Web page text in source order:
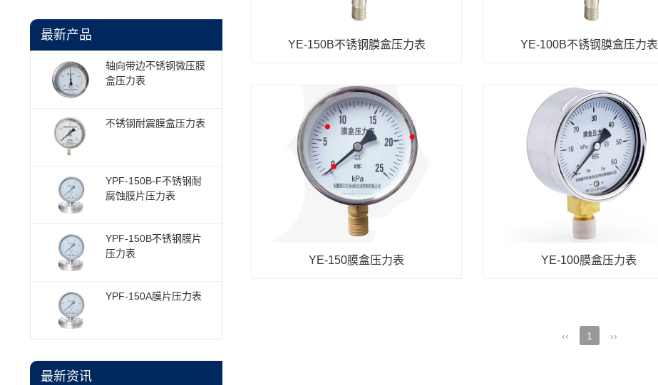
最新产品
轴向带边不锈钢微压膜
盒压力表
不锈钢耐震膜盒压力表
YPF-150B-F不锈钢耐
腐蚀膜片压力表
YPF-150B不锈钢膜片
压力表
YPF-150A膜片压力表
最新资讯
YE-150B不锈钢膜盒压力表 YE-100B不锈钢膜盒压力表
YE-150膜盒压力表 YE-100膜盒压力表
‹‹ 1 ››